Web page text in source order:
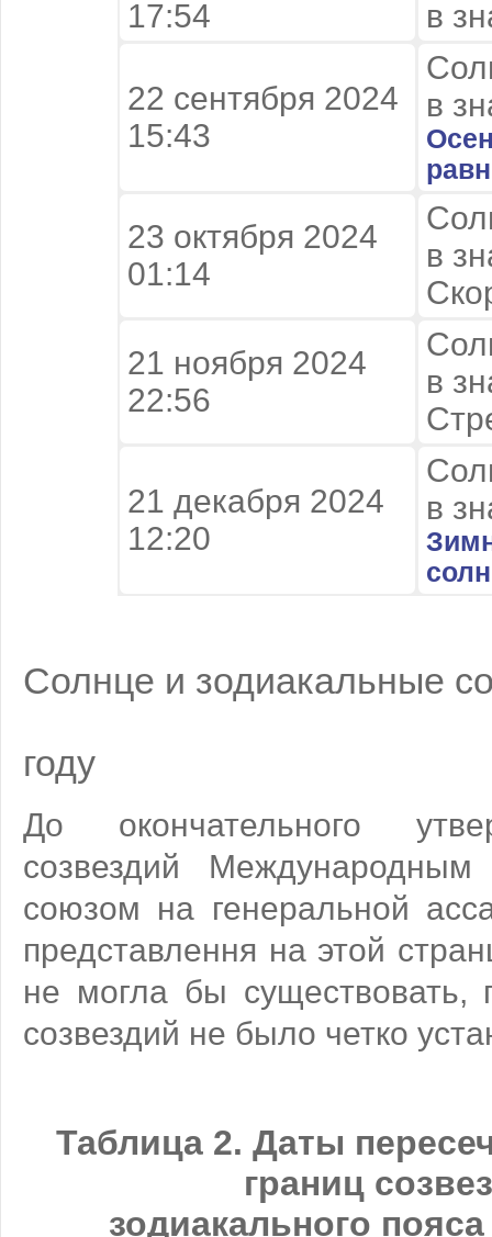
17:54 в
22 сентября 2024
15:43
в
23 октября 2024
01:14
в
21 ноября 2024
22:56
в
21 декабря 2024
12:20
в
Солнце и зодиакальные
году
До окончательного
созвездий Международным
союзом на генеральной
представлення на этой
не могла бы существовать,
созвездий не было четко
Таблица 2. Даты
границ
зодиакального